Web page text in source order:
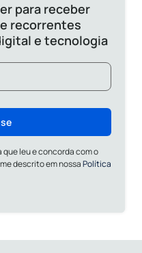
para receber
recorrentes
e tecnologia
leu e concorda com o
descrito em nossaPolítica